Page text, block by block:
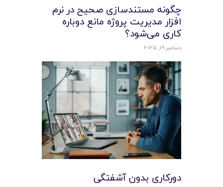
چگونه مستندسازی صحیح در نرم‌
افزار مدیریت پروژه مانع دوباره‌
کاری می‌شود؟
دسامبر 19, 2025
دورکاری بدون آشفتگی